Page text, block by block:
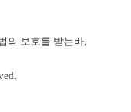
의 보호를 받는바,